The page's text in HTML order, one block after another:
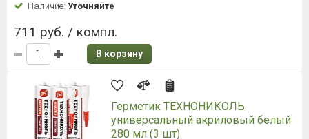
Наличие: Уточняйте
711 руб. / компл.
В корзину
Герметик ТЕХНОНИКОЛЬ
универсальный акриловый белый
280 мл (3 шт)